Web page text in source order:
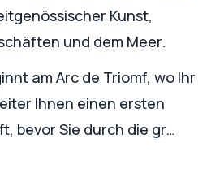
Kunst,
und dem Meer.
am Arc de Triomf, wo Ihr
Ihnen einen ersten
bevor Sie durch die gr…